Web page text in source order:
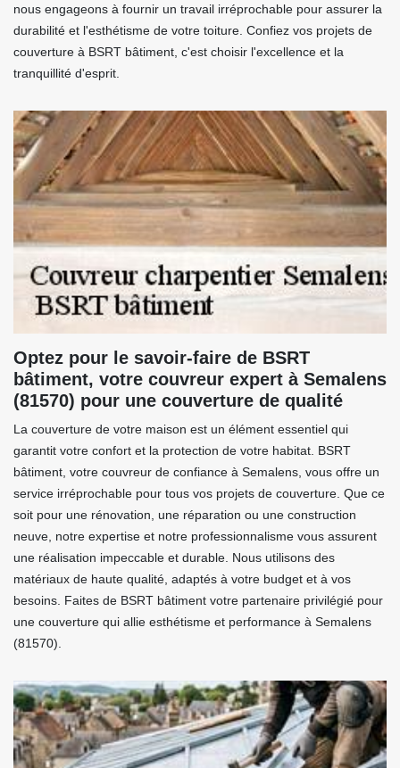
nous engageons à fournir un travail irréprochable pour assurer la
durabilité et l'esthétisme de votre toiture. Confiez vos projets de
couverture à BSRT bâtiment, c'est choisir l'excellence et la
tranquillité d'esprit.
Optez pour le savoir-faire de BSRT
bâtiment, votre couvreur expert à Semalens
(81570) pour une couverture de qualité
La couverture de votre maison est un élément essentiel qui
garantit votre confort et la protection de votre habitat. BSRT
bâtiment, votre couvreur de confiance à Semalens, vous offre un
service irréprochable pour tous vos projets de couverture. Que ce
soit pour une rénovation, une réparation ou une construction
neuve, notre expertise et notre professionnalisme vous assurent
une réalisation impeccable et durable. Nous utilisons des
matériaux de haute qualité, adaptés à votre budget et à vos
besoins. Faites de BSRT bâtiment votre partenaire privilégié pour
une couverture qui allie esthétisme et performance à Semalens
(81570).